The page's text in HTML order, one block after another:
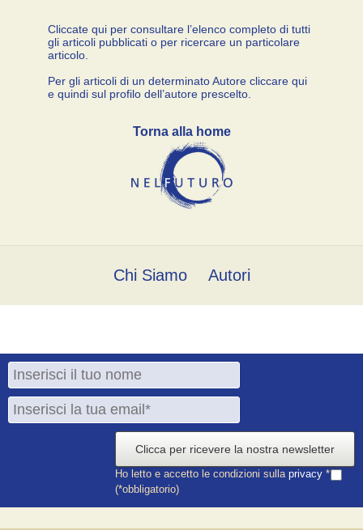
Cliccate qui per consultare l’elenco completo di tutti
gli articoli pubblicati o per ricercare un particolare
articolo.
Per gli articoli di un determinato Autore cliccare qui
e quindi sul profilo dell’autore prescelto.
Torna alla home
Chi Siamo Autori
Clicca per ricevere la nostra newsletter
Ho letto e accetto le condizioni sulla privacy *
(*obbligatorio)